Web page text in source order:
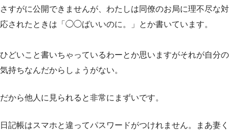
さすがに公開できませんが、わたしは同僚のお局に理不尽な対
応されたときは「◯◯ばいいのに。」とか書いています。
ひどいこと書いちゃっているわーとか思いますがそれが自分の
気持ちなんだからしょうがない。
だから他人に見られると非常にまずいです。
日記帳はスマホと違ってパスワードがつけれません。まあ妻く